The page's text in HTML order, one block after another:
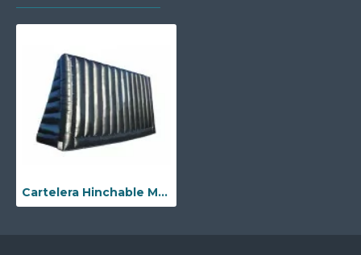
Cartelera Hinchable Móvil